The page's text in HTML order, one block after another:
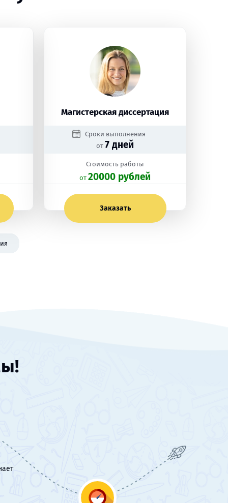
Магистерская диссертация
Сроки выполнения
от 7 дней
Стоимость работы
oт 20000 рублей
Заказать